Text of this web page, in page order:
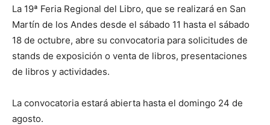
La 19ª Feria Regional del Libro, que se realizará en San
Martín de los Andes desde el sábado 11 hasta el sábado
18 de octubre, abre su convocatoria para solicitudes de
stands de exposición o venta de libros, presentaciones
de libros y actividades.
La convocatoria estará abierta hasta el domingo 24 de
agosto.